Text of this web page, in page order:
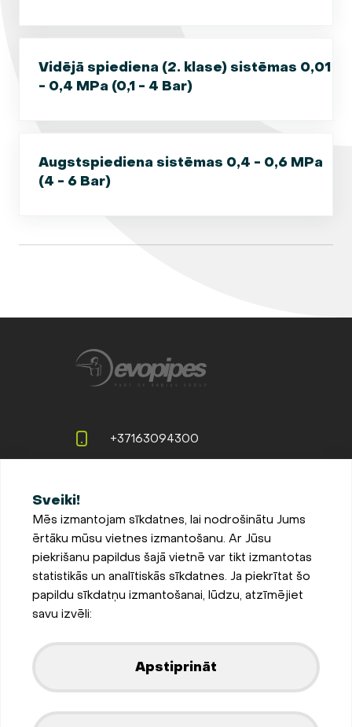
Vidējā spiediena (2. klase) sistēmas 0,01
- 0,4 MPa (0,1 - 4 Bar)
Augstspiediena sistēmas 0,4 - 0,6 MPa
(4 - 6 Bar)
Sveiki!
Mēs izmantojam sīkdatnes, lai nodrošinātu Jums
ērtāku mūsu vietnes izmantošanu. Ar Jūsu
piekrišanu papildus šajā vietnē var tikt izmantotas
statistikās un analītiskās sīkdatnes. Ja piekrītat šo
papildu sīkdatņu izmantošanai, lūdzu, atzīmējiet
savu izvēli:
Apstiprināt
+37163094300
LV-3002, Latvija
Pieteikties jaunumiem
Sīkdatņu iestatījumi
Privātuma un sīkdatņu